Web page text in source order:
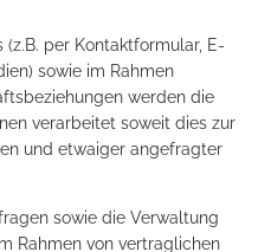
per Kontaktformular, E-
sowie im Rahmen
werden die
verarbeitet soweit dies zur
und etwaiger angefragter
sowie die Verwaltung
Rahmen von vertraglichen